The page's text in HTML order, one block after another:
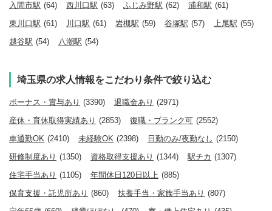
入間市駅 (64) 西川口駅 (63) ふじみ野駅 (62) 浦和駅 (61)
東川口駅 (61) 川口駅 (61) 岩槻駅 (59) 谷塚駅 (57) 上尾駅 (55)
越谷駅 (54) 八潮駅 (54)
埼玉県の求人情報をこだわり条件で絞り込む
ボーナス・賞与あり (3390) 退職金あり (2971)
産休・育休取得実績あり (2853) 復職・ブランク可 (2552)
車通勤OK (2410) 未経験OK (2398) 日勤のみ/夜勤なし (2150)
研修制度あり (1350) 資格取得支援あり (1344) 駅チカ (1307)
住宅手当あり (1105) 年間休日120日以上 (885)
保育支援・託児所あり (860) 扶養手当・家族手当あり (807)